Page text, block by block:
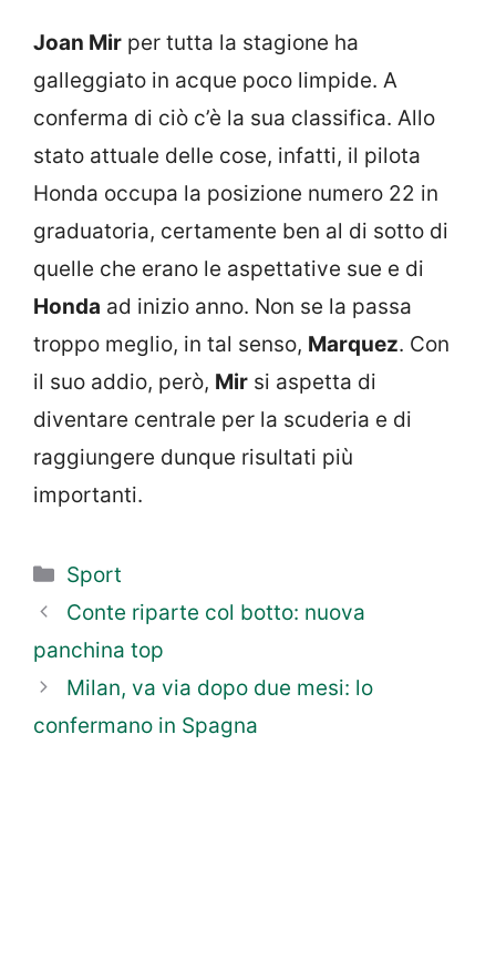
Joan Mir per tutta la stagione ha
galleggiato in acque poco limpide. A
conferma di ciò c’è la sua classifica. Allo
stato attuale delle cose, infatti, il pilota
Honda occupa la posizione numero 22 in
graduatoria, certamente ben al di sotto di
quelle che erano le aspettative sue e di
Honda ad inizio anno. Non se la passa
troppo meglio, in tal senso, Marquez. Con
il suo addio, però, Mir si aspetta di
diventare centrale per la scuderia e di
raggiungere dunque risultati più
importanti.
Categorie
Sport
Conte riparte col botto: nuova
panchina top
Milan, va via dopo due mesi: lo
confermano in Spagna